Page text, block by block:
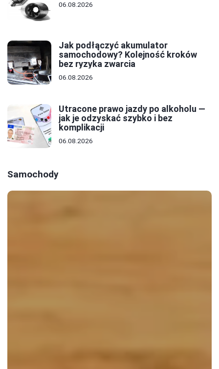
06.08.2026
Jak podłączyć akumulator
samochodowy? Kolejność kroków
bez ryzyka zwarcia
06.08.2026
Utracone prawo jazdy po alkoholu —
jak je odzyskać szybko i bez
komplikacji
06.08.2026
Samochody